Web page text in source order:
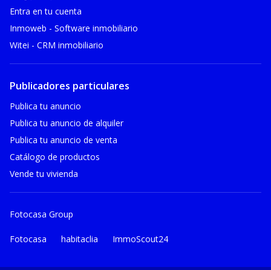
Entra en tu cuenta
Inmoweb - Software inmobiliario
Witei - CRM inmobiliario
Publicadores particulares
Publica tu anuncio
Publica tu anuncio de alquiler
Publica tu anuncio de venta
Catálogo de productos
Vende tu vivienda
Fotocasa Group
Fotocasa habitaclia ImmoScout24